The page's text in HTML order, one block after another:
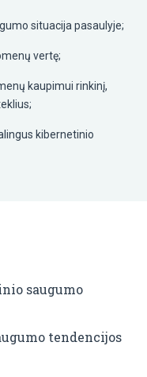
situacija pasaulyje;
vertę;
kaupimui rinkinį,
kibernetinio
saugumo
tendencijos